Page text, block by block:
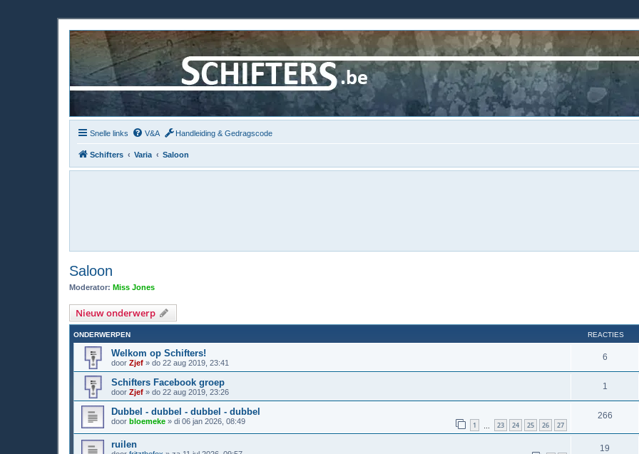
Snelle links V&A Handleiding & Gedragscode
Schifters Varia Saloon
Saloon
Moderator: Miss Jones
Nieuw onderwerp
ONDERWERPEN REACTIES
Welkom op Schifters!
door Zjef » do 22 aug 2019, 23:41
6
Schifters Facebook groep
door Zjef » do 22 aug 2019, 23:26
1
Dubbel - dubbel - dubbel - dubbel
door bloemeke » di 06 jan 2026, 08:49 1 23 24 25 26 27
266
ruilen 19